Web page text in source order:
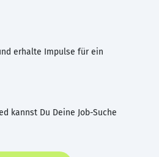
erhalte Impulse für ein
kannst Du Deine Job-Suche